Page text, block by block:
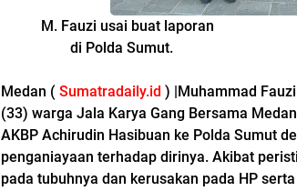
M. Fauzi usai buat laporan
di Polda Sumut.
Medan ( Sumatradaily.id ) |Muhammad
(33) warga Jala Karya Gang Bersama
AKBP Achirudin Hasibuan ke Polda Sumut
penganiayaan terhadap dirinya. Akibat
pada tubuhnya dan kerusakan pada HP